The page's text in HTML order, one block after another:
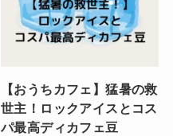
【おうちカフェ】猛暑の救
世主！ロックアイスとコス
パ最高ディカフェ豆